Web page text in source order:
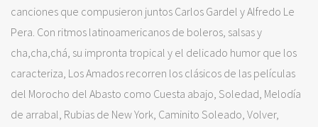
canciones que compusieron juntos Carlos Gardel y Alfredo Le
Pera. Con ritmos latinoamericanos de boleros, salsas y
cha,cha,chá, su impronta tropical y el delicado humor que los
caracteriza, Los Amados recorren los clásicos de las películas
del Morocho del Abasto como Cuesta abajo, Soledad, Melodía
de arrabal, Rubias de New York, Caminito Soleado, Volver,